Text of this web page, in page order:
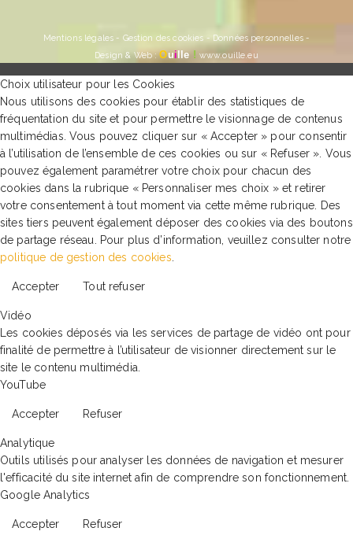
Mentions légales - Gestion des cookies - Données personnelles -
Design & Web :Ouille ! www.ouille.eu
Choix utilisateur pour les Cookies
Nous utilisons des cookies pour établir des statistiques de
fréquentation du site et pour permettre le visionnage de contenus
multimédias. Vous pouvez cliquer sur « Accepter » pour consentir
à l’utilisation de l’ensemble de ces cookies ou sur « Refuser ». Vous
pouvez également paramétrer votre choix pour chacun des
cookies dans la rubrique « Personnaliser mes choix » et retirer
votre consentement à tout moment via cette même rubrique. Des
sites tiers peuvent également déposer des cookies via des boutons
de partage réseau. Pour plus d’information, veuillez consulter notre
politique de gestion des cookies
Accepter Tout refuser
Vidéo
Les cookies déposés via les services de partage de vidéo ont pour
finalité de permettre à l’utilisateur de visionner directement sur le
site le contenu multimédia.
YouTube
Accepter Refuser
Analytique
Outils utilisés pour analyser les données de navigation et mesurer
l'efficacité du site internet afin de comprendre son fonctionnement.
Google Analytics
Accepter Refuser